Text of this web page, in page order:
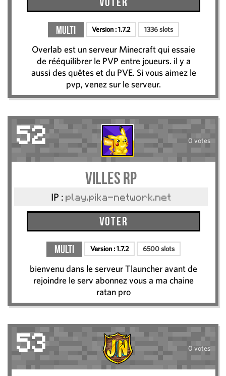
Multi Version :1.7.2 1336 slots
Overlab est un serveur Minecraft qui essaie
de rééquilibrer le PVP entre joueurs. il y a
aussi des quêtes et du PVE. Si vous aimez le
pvp, venez sur le serveur.
52 0 votes
Villes RP
IP : play.pika-network.net
Voter
Multi Version :1.7.2 6500 slots
bienvenu dans le serveur Tlauncher avant de
rejoindre le serv abonnez vous a ma chaine
ratan pro
53 0 votes